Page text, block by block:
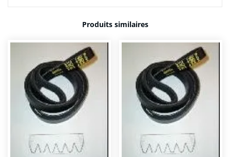
Produits similaires